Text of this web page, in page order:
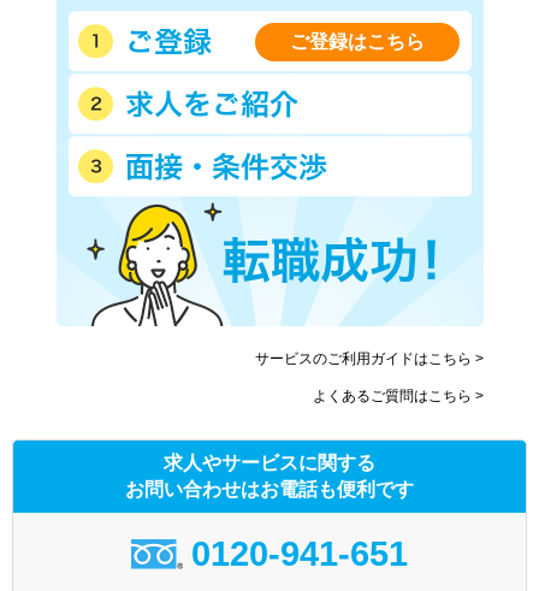
ご登録はこちら
サービスのご利用ガイドはこちら >
よくあるご質問はこちら >
求人やサービスに関する
お問い合わせはお電話も便利です
0120-941-651